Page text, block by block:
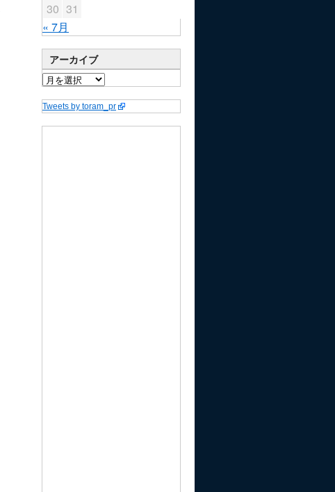
« 7月
30 31
アーカイブ
Tweets by toram_pr